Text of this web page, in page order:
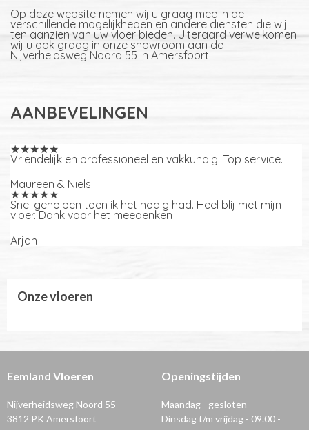
Op deze website nemen wij u graag mee in de
verschillende mogelijkheden en andere diensten die wij
ten aanzien van uw vloer bieden. Uiteraard verwelkomen
wij u ook graag in onze showroom aan de
Nijverheidsweg Noord 55 in Amersfoort.
AANBEVELINGEN
★★★★★
Vriendelijk en professioneel en vakkundig. Top service.
Maureen & Niels
★★★★★
Snel geholpen toen ik het nodig had. Heel blij met mijn
vloer. Dank voor het meedenken
Arjan
Onze vloeren
Eemland Vloeren
Nijverheidsweg Noord 55
3812 PK Amersfoort
Openingstijden
Maandag - gesloten
Dinsdag t/m vrijdag - 09.00 -